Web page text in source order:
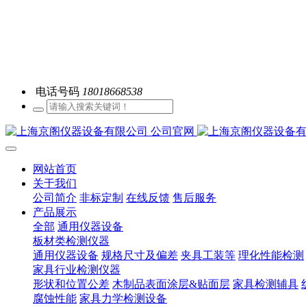
电话号码 18018668538
网站首页
关于我们
公司简介 非标定制 在线反馈 售后服务
产品展示
全部 通用仪器设备
板材类检测仪器
通用仪器设备 规格尺寸及偏差 夹具工装等 理化性能检测
家具行业检测仪器
形状和位置公差 木制品表面涂层&贴面层 家具检测辅具
腐蚀性能 家具力学检测设备